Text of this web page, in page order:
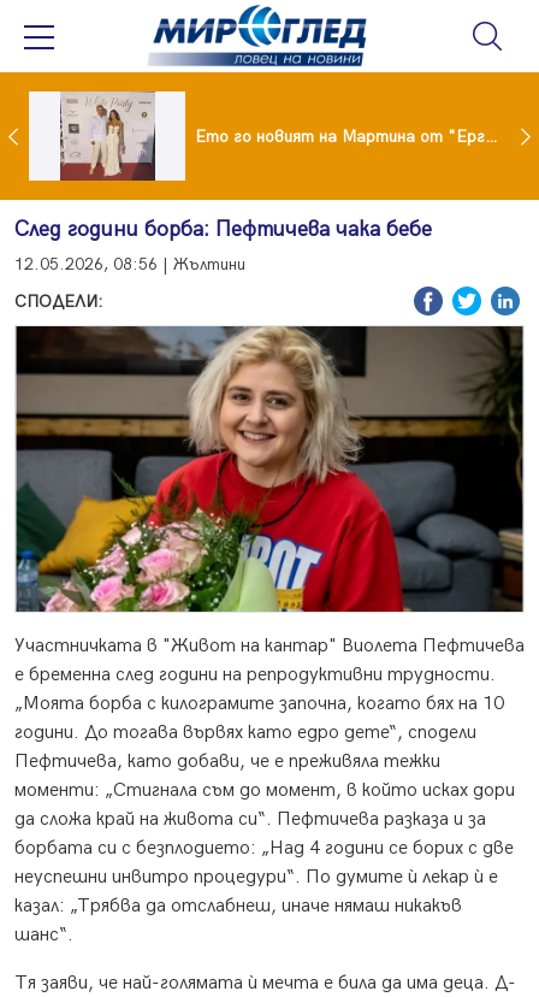
И Ники Кънчев се разведе тайно като Геро Ето го новият на Мартина от "Ергенът"
След години борба: Пефтичева чака бебе
12.05.2026, 08:56 | Жълтини
СПОДЕЛИ:
Участничката в "Живот на кантар" Виолета Пефтичева
е бременна след години на репродуктивни трудности.
„Моята борба с килограмите започна, когато бях на 10
години. До тогава вървях като едро дете“, сподели
Пефтичева, като добави, че е преживяла тежки
моменти: „Стигнала съм до момент, в който исках дори
да сложа край на живота си“. Пефтичева разказа и за
борбата си с безплодието: „Над 4 години се борих с две
неуспешни инвитро процедури“. По думите ѝ лекар ѝ е
казал: „Трябва да отслабнеш, иначе нямаш никакъв
шанс“.
Тя заяви, че най-голямата ѝ мечта е била да има деца. Д-